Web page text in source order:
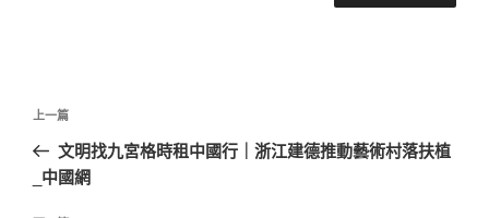
文
導
覽
上
一
篇
上一篇
文明找九宮格時租中國行｜浙江建德推動藝術村落扶植
_中國網